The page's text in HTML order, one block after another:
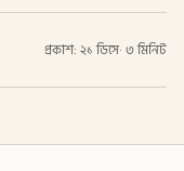
প্রকাশ: ২১ ডিসে· ৩ মিনিট